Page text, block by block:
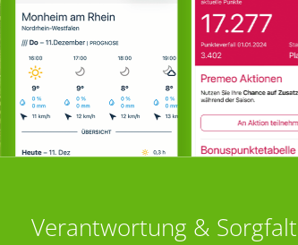
Verantwortung & Sorgfalt